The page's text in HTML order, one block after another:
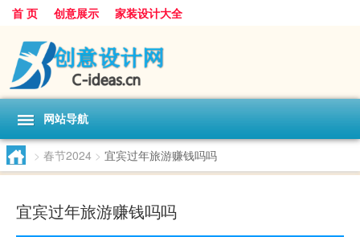
首 页 创意展示 家装设计大全
网站导航
> 春节2024 > 宜宾过年旅游赚钱吗吗
宜宾过年旅游赚钱吗吗